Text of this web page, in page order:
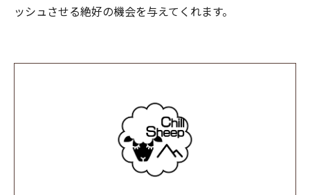
ッシュさせる絶好の機会を与えてくれます。